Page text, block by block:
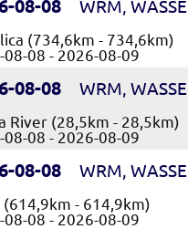
08-08 WRM,
(734,6km - 734,6km)
08-08 - 2026-08-09
08-08 WRM,
River (28,5km - 28,5km)
08-08 - 2026-08-09
08-08 WRM,
(614,9km - 614,9km)
08-08 - 2026-08-09